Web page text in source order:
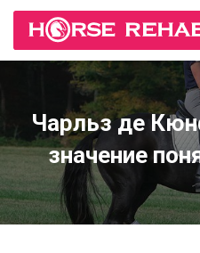
Чарльз де
значение